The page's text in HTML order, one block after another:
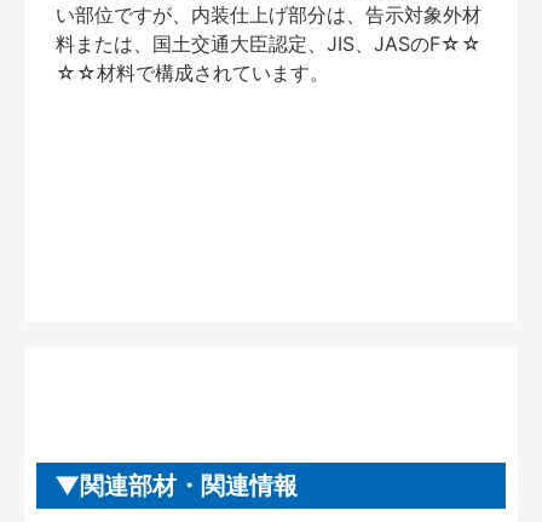
い部位ですが、内装仕上げ部分は、告示対象外材
料または、国土交通大臣認定、JIS、JASのF☆☆
☆☆材料で構成されています。
関連部材・関連情報